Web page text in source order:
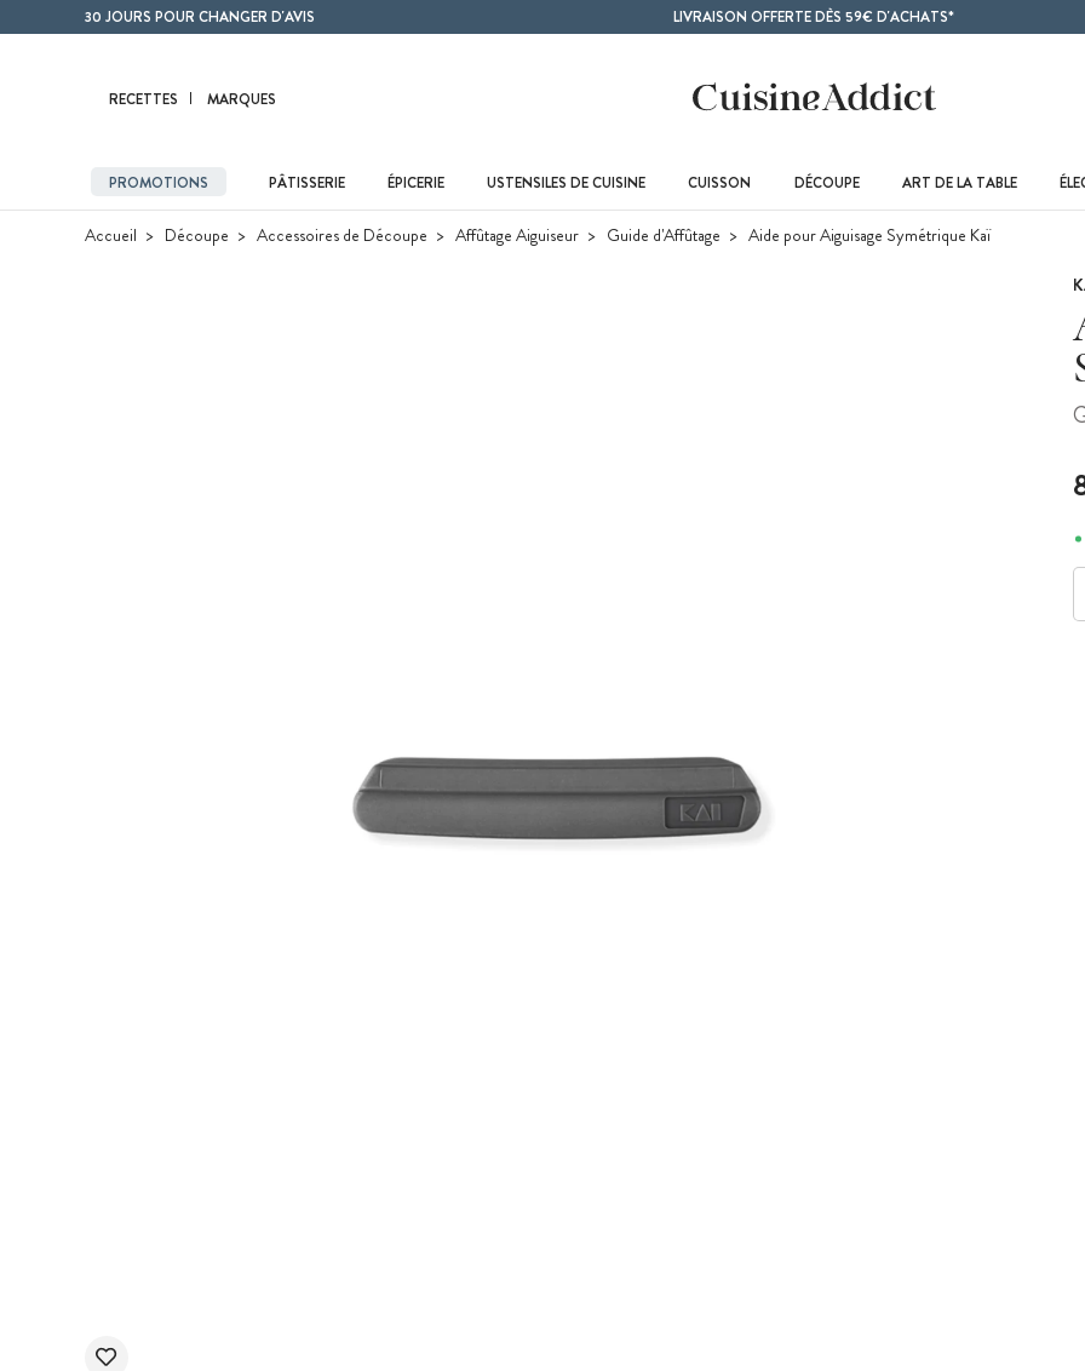
Contenu principal30 JOURS POUR CHANGER D'AVIS LIVRAISON OFFERTE DÈS 59€ D'ACHATS*
RECETTES MARQUES
PROMOTIONS PÂTISSERIE ÉPICERIE USTENSILES DE CUISINE CUISSON DÉCOUPE ART DE LA TABLE
Accueil Découpe Accessoires de Découpe Affûtage Aiguiseur Guide d'Affûtage Aide pour Aiguisage Symétrique Kaï